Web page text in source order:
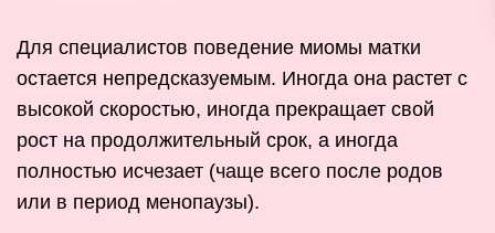
Для специалистов поведение миомы матки
остается непредсказуемым. Иногда она растет с
высокой скоростью, иногда прекращает свой
рост на продолжительный срок, а иногда
полностью исчезает (чаще всего после родов
или в период менопаузы).